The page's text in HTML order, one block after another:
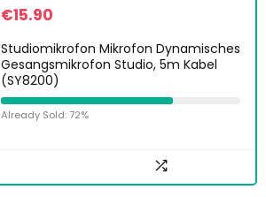
€15.90
Studiomikrofon Mikrofon Dynamisches
Gesangsmikrofon Studio, 5m Kabel
(SY8200)
Already Sold: 72%